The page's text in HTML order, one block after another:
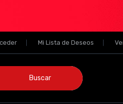
Mi Lista de Deseos
Buscar